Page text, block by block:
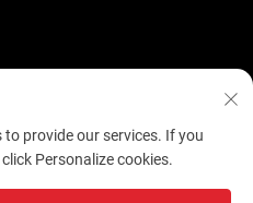
Chemical Co., Ltd. Alle Rechte
provide our services. If you
Personalize cookies.